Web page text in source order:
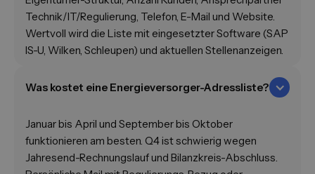
Technik/IT/Regulierung, Telefon, E-Mail und Website.
Wertvoll wird die Liste mit eingesetzter Software (SAP
IS-U, Wilken, Schleupen) und aktuellen Stellenanzeigen.
Was kostet eine Energieversorger-Adressliste?
Januar bis April und September bis Oktober
funktionieren am besten. Q4 ist schwierig wegen
Jahresend-Rechnungslauf und Bilanzkreis-Abschluss.